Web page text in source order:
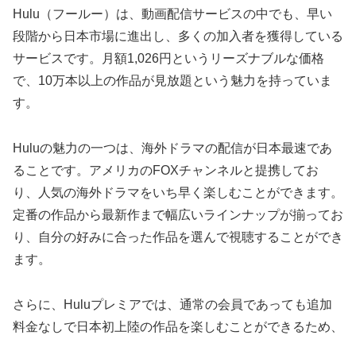
Hulu（フールー）は、動画配信サービスの中でも、早い
段階から日本市場に進出し、多くの加入者を獲得している
サービスです。月額1,026円というリーズナブルな価格
で、10万本以上の作品が見放題という魅力を持っていま
す。
Huluの魅力の一つは、海外ドラマの配信が日本最速であ
ることです。アメリカのFOXチャンネルと提携してお
り、人気の海外ドラマをいち早く楽しむことができます。
定番の作品から最新作まで幅広いラインナップが揃ってお
り、自分の好みに合った作品を選んで視聴することができ
ます。
さらに、Huluプレミアでは、通常の会員であっても追加
料金なしで日本初上陸の作品を楽しむことができるため、